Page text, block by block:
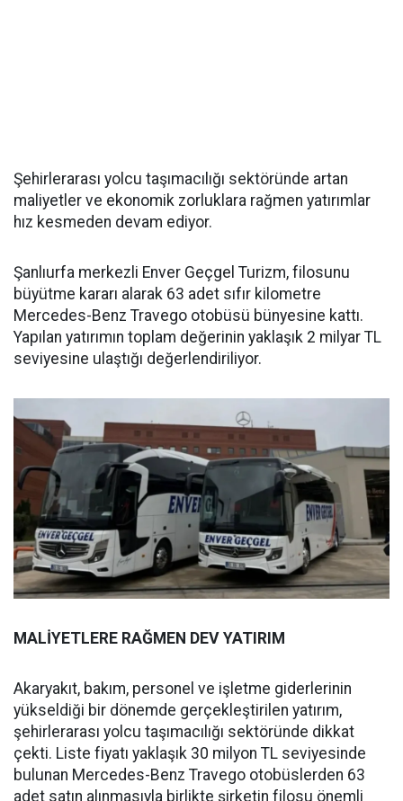
Şehirlerarası yolcu taşımacılığı sektöründe artan
maliyetler ve ekonomik zorluklara rağmen yatırımlar
hız kesmeden devam ediyor.
Şanlıurfa merkezli Enver Geçgel Turizm, filosunu
büyütme kararı alarak 63 adet sıfır kilometre
Mercedes-Benz Travego otobüsü bünyesine kattı.
Yapılan yatırımın toplam değerinin yaklaşık 2 milyar TL
seviyesine ulaştığı değerlendiriliyor.
MALİYETLERE RAĞMEN DEV YATIRIM
Akaryakıt, bakım, personel ve işletme giderlerinin
yükseldiği bir dönemde gerçekleştirilen yatırım,
şehirlerarası yolcu taşımacılığı sektöründe dikkat
çekti. Liste fiyatı yaklaşık 30 milyon TL seviyesinde
bulunan Mercedes-Benz Travego otobüslerden 63
adet satın alınmasıyla birlikte şirketin filosu önemli